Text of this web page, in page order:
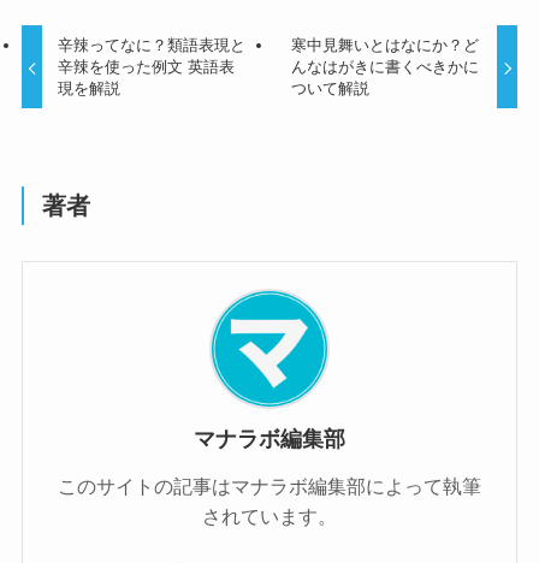
辛辣ってなに？類語表現と
辛辣を使った例文 英語表
現を解説
寒中見舞いとはなにか？ど
んなはがきに書くべきかに
ついて解説
著者
マナラボ編集部
このサイトの記事はマナラボ編集部によって執筆
されています。